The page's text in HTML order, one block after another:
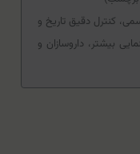
کنترل دقیق تاریخ و
بیشتر، داروسازان و